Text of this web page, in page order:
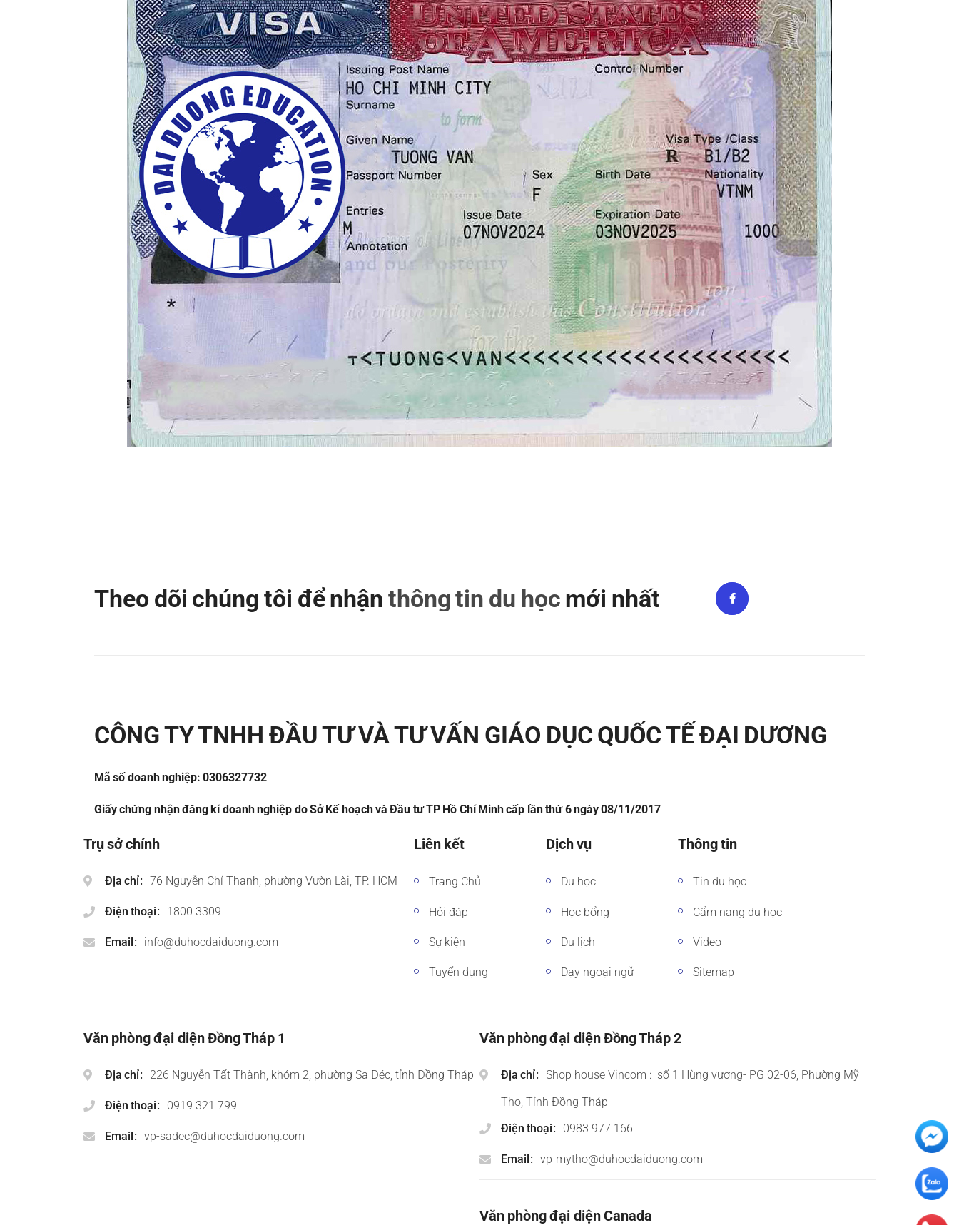
Theo dõi chúng tôi để nhận thông tin du học mới nhất
CÔNG TY TNHH ĐẦU TƯ VÀ TƯ VẤN GIÁO DỤC QUỐC TẾ ĐẠI DƯƠNG
Mã số doanh nghiệp: 0306327732
Giấy chứng nhận đăng kí doanh nghiệp do Sở Kế hoạch và Đầu tư TP Hồ Chí Minh cấp lần thứ 6 ngày 08/11/2017
Trụ sở chính
Địa chỉ 76 Nguyễn Chí Thanh, phường Vườn Lài, TP. HCM
Điện thoại 1800 3309
Email info@duhocdaiduong.com
Liên kết
Trang Chủ
Hỏi đáp
Sự kiện
Tuyển dụng
Dịch vụ
Du học
Học bổng
Du lịch
Dạy ngoại ngữ
Thông tin
Tin du học
Cẩm nang du học
Video
Sitemap
Văn phòng đại diện Đồng Tháp 1
Địa chỉ 226 Nguyễn Tất Thành, khóm 2, phường Sa Đéc, tỉnh Đồng Tháp
Điện thoại 0919 321 799
Email vp-sadec@duhocdaiduong.com
Văn phòng đại diện Đồng Tháp 2
Địa chỉ
Shop house Vincom : số 1 Hùng vương- PG 02-06, Phường Mỹ
Tho, Tỉnh Đồng Tháp
Điện thoại
0983 977 166
Email vp-mytho@duhocdaiduong.com
Văn phòng đại diện Canada